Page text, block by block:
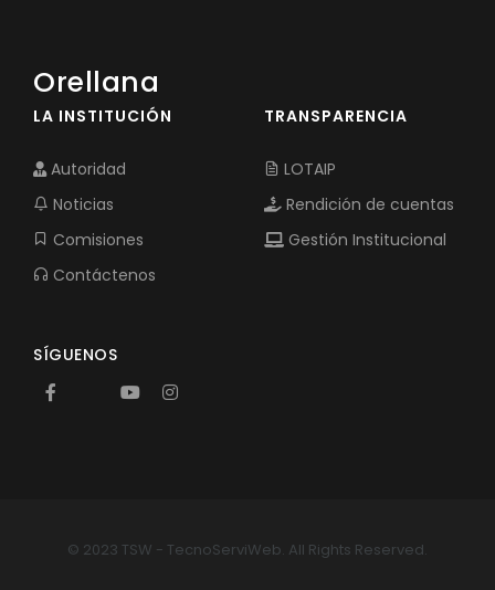
Orellana
LA INSTITUCIÓN
Autoridad
Noticias
Comisiones
Contáctenos
TRANSPARENCIA
LOTAIP
Rendición de cuentas
Gestión Institucional
SÍGUENOS
© 2023 TSW - TecnoServiWeb. All Rights Reserved.